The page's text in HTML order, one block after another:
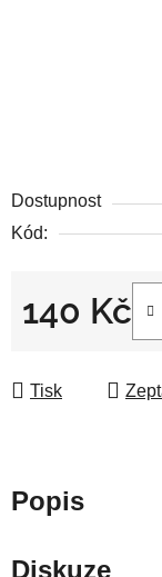
Dostupnost
Kód:
140 Kč
Tisk
Popis
Diskuze